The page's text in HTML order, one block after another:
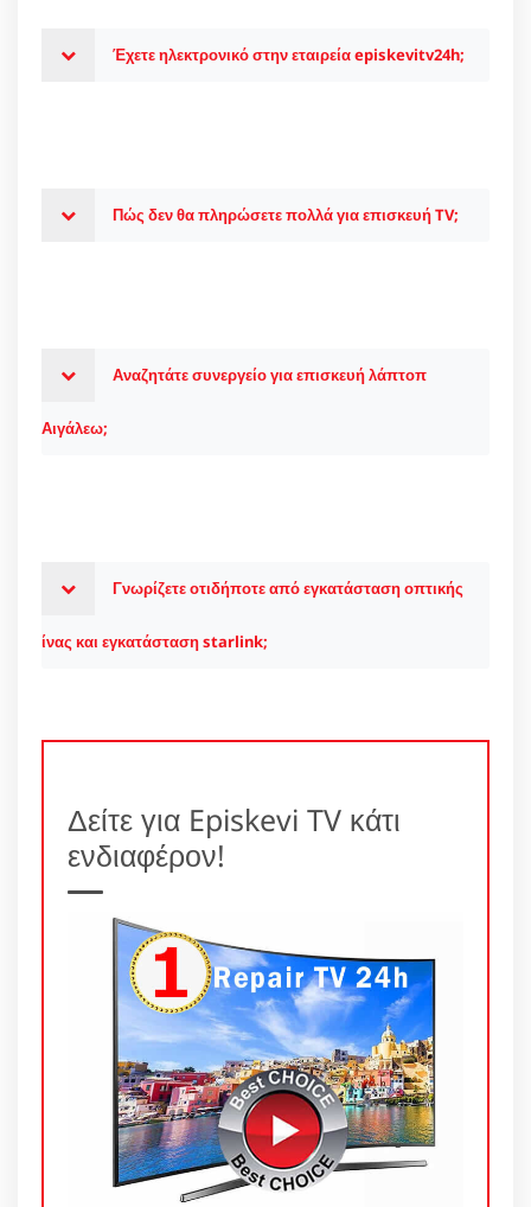
Έχετε ηλεκτρονικό στην εταιρεία episkevitv24h;
Πώς δεν θα πληρώσετε πολλά για επισκευή TV;
Αναζητάτε συνεργείο για επισκευή λάπτοπ
Αιγάλεω;
Γνωρίζετε οτιδήποτε από εγκατάσταση οπτικής
ίνας και εγκατάσταση starlink;
Δείτε για Episkevi TV κάτι
ενδιαφέρον!